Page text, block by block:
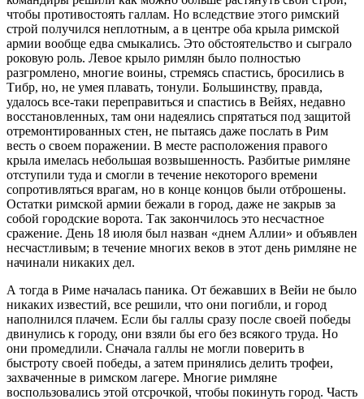
чтобы противостоять галлам. Но вследствие этого римский
строй получился неплотным, а в центре оба крыла римской
армии вообще едва смыкались. Это обстоятельство и сыграло
роковую роль. Левое крыло римлян было полностью
разгромлено, многие воины, стремясь спастись, бросились в
Тибр, но, не умея плавать, тонули. Большинству, правда,
удалось все-таки переправиться и спастись в Вейях, недавно
восстановленных, там они надеялись спрятаться под защитой
отремонтированных стен, не пытаясь даже послать в Рим
весть о своем поражении. В месте расположения правого
крыла имелась небольшая возвышенность. Разбитые римляне
отступили туда и смогли в течение некоторого времени
сопротивляться врагам, но в конце концов были отброшены.
Остатки римской армии бежали в город, даже не закрыв за
собой городские ворота. Так закончилось это несчастное
сражение. День 18 июля был назван «днем Аллии» и объявлен
несчастливым; в течение многих веков в этот день римляне не
начинали никаких дел.
А тогда в Риме началась паника. От бежавших в Вейи не было
никаких известий, все решили, что они погибли, и город
наполнился плачем. Если бы галлы сразу после своей победы
двинулись к городу, они взяли бы его без всякого труда. Но
они промедлили. Сначала галлы не могли поверить в
быстроту своей победы, а затем принялись делить трофеи,
захваченные в римском лагере. Многие римляне
воспользовались этой отсрочкой, чтобы покинуть город. Часть